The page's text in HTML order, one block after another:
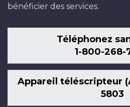
bénéficier des services.
Téléphonez
1-800-268-
Appareil téléscripteur
5803